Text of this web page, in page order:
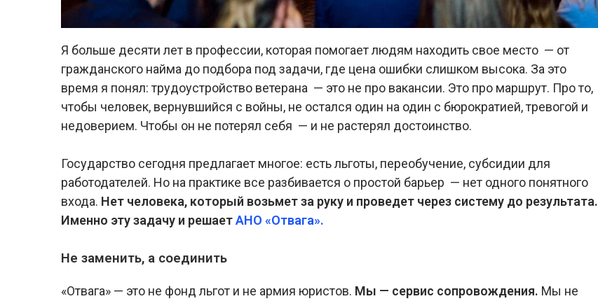
Я больше десяти лет в профессии, которая помогает людям находить свое место — от
гражданского найма до подбора под задачи, где цена ошибки слишком высока. За это
время я понял: трудоустройство ветерана — это не про вакансии. Это про маршрут. Про то,
чтобы человек, вернувшийся с войны, не остался один на один с бюрократией, тревогой и
недоверием. Чтобы он не потерял себя — и не растерял достоинство.
Государство сегодня предлагает многое: есть льготы, переобучение, субсидии для
работодателей. Но на практике все разбивается о простой барьер — нет одного понятного
входа. Нет человека, который возьмет за руку и проведет через систему до результата.
Именно эту задачу и решаетАНО «Отвага».
Не заменить, а соединить
«Отвага» — это не фонд льгот и не армия юристов. Мы — сервис сопровождения. Мы не